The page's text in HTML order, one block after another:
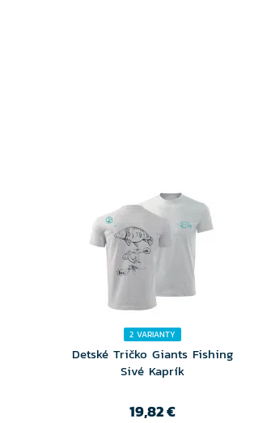
2 VARIANTY
Detské Tričko Giants Fishing
Sivé Kaprík
19,82 €